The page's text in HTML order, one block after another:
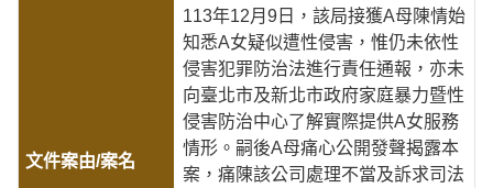
113年12月9日，該局接獲A母陳情始
知悉A女疑似遭性侵害，惟仍未依性
侵害犯罪防治法進行責任通報，亦未
向臺北市及新北市政府家庭暴力暨性
侵害防治中心了解實際提供A女服務
情形。嗣後A母痛心公開發聲揭露本
案，痛陳該公司處理不當及訴求司法